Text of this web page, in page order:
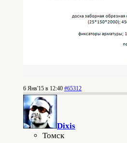
6 Янв'15 в 12:40 #65312
Dixis
Томск